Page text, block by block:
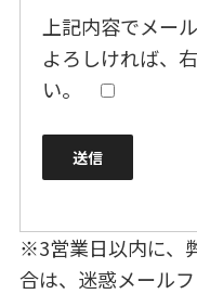
上記内容でメー
よろしければ、
い。
※3営業日以内に、
合は、迷惑メール